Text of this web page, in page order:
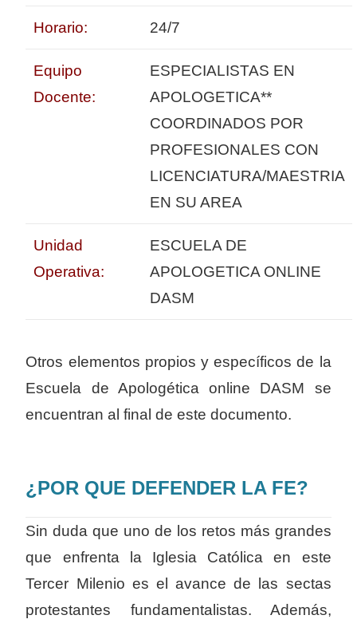
Horario: 24/7
Equipo
Docente:
ESPECIALISTAS EN
APOLOGETICA**
COORDINADOS POR
PROFESIONALES CON
LICENCIATURA/MAESTRIA
EN SU AREA
Unidad
Operativa:
ESCUELA DE
APOLOGETICA ONLINE
DASM
Otros elementos propios y específicos de la
Escuela de Apologética online DASM se
encuentran al final de este documento.
¿POR QUE DEFENDER LA FE?
Sin duda que uno de los retos más grandes
que enfrenta la Iglesia Católica en este
Tercer Milenio es el avance de las sectas
protestantes fundamentalistas. Además,